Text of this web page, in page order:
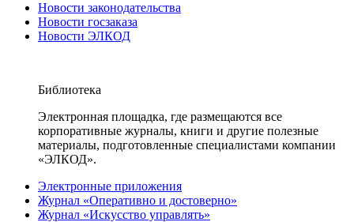
Новости законодательства
Новости госзаказа
Новости ЭЛКОД
Библиотека
Электронная площадка, где размещаются все
корпоративные журналы, книги и другие полезные
материалы, подготовленные специалистами компании
«ЭЛКОД».
Электронные приложения
Журнал «Оперативно и достоверно»
Журнал «Искусство управлять»